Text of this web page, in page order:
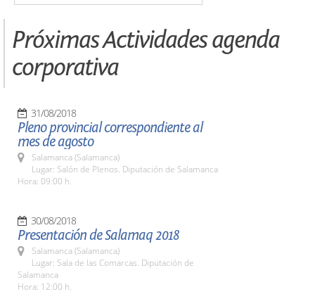
Próximas Actividades agenda
corporativa
31/08/2018
Pleno provincial correspondiente al
mes de agosto
Salamanca (Salamanca)
Lugar: Salón de Plenos. Diputación de Salamanca
Hora: 09:00 h.
30/08/2018
Presentación de Salamaq 2018
Salamanca (Salamanca)
Lugar: Sala de las Comarcas. Diputación de
Salamanca
Hora: 12:00 h.